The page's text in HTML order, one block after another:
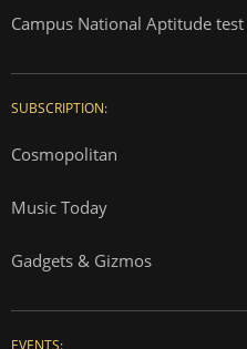
Campus National Aptitude test
SUBSCRIPTION:
Cosmopolitan
Music Today
Gadgets & Gizmos
EVENTS: